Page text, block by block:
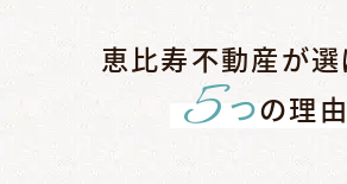
恵比寿不動産が
5つの理由